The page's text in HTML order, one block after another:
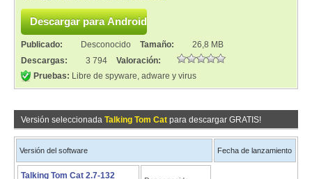
Publicado: Desconocido Tamaño:
26,8 MB
Descargas:
3 794
Valoración:
Pruebas: Libre de spyware, adware y virus
Versión seleccionada Talking Tom Cat para descargar GRATIS!
Versión del software Fecha de lanzamiento
Talking Tom Cat 2.7-132